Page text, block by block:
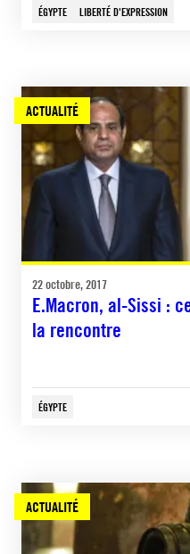
ÉGYPTE LIBERTÉ D'EXPRESSION
ACTUALITÉ
22 octobre, 2017
E.Macron, al-Sissi :
la rencontre
ÉGYPTE
ACTUALITÉ